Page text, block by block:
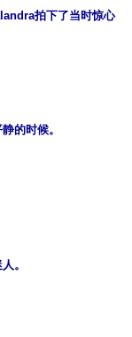
拍下了当时惊心
的时候。
。